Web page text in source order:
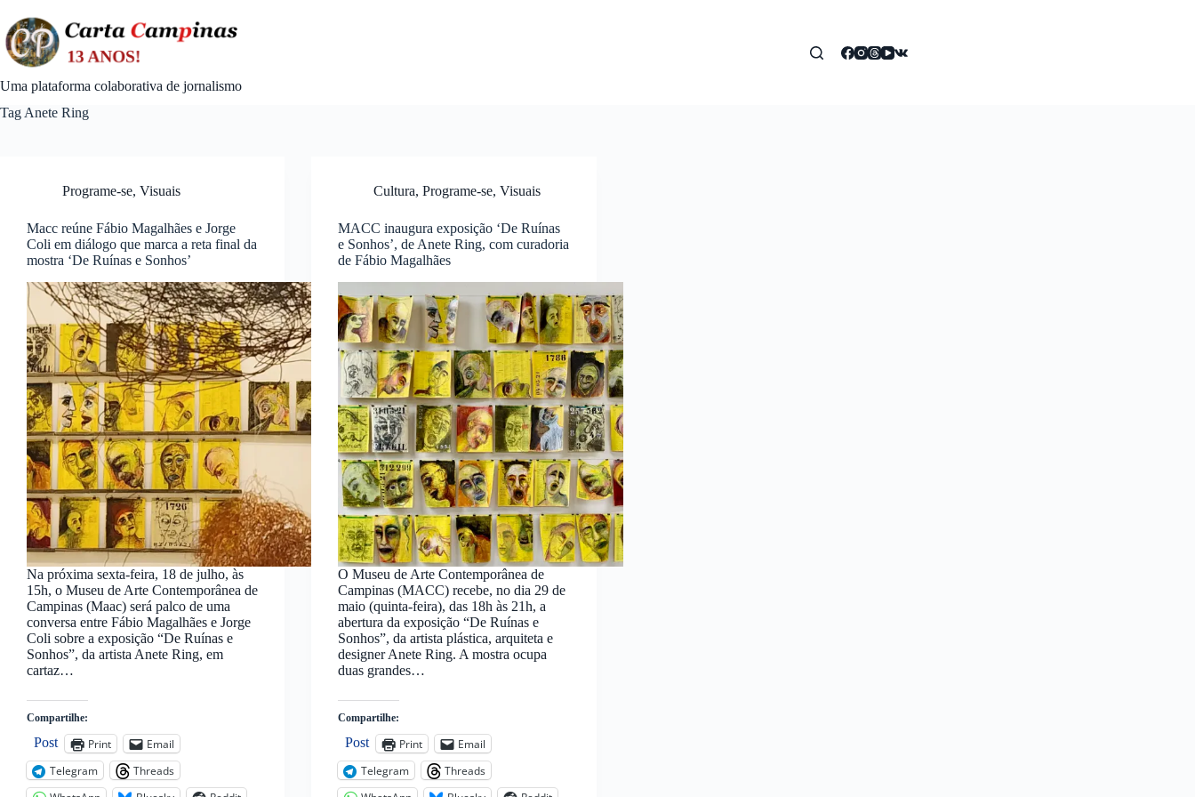
content
Uma plataforma colaborativa de jornalismo
Tag Anete Ring
Programe-se, Visuais
Macc reúne Fábio Magalhães e Jorge
Coli em diálogo que marca a reta final da
mostra ‘De Ruínas e Sonhos’
Na próxima sexta-feira, 18 de julho, às
15h, o Museu de Arte Contemporânea de
Campinas (Maac) será palco de uma
conversa entre Fábio Magalhães e Jorge
Coli sobre a exposição “De Ruínas e
Sonhos”, da artista Anete Ring, em
cartaz…
Compartilhe:
Post Print
Email
Telegram
Threads
Cultura,Programe-se,Visuais
MACC inaugura exposição ‘De Ruínas
e Sonhos’, de Anete Ring, com curadoria
de Fábio Magalhães
O Museu de Arte Contemporânea de
Campinas (MACC) recebe, no dia 29 de
maio (quinta-feira), das 18h às 21h, a
abertura da exposição “De Ruínas e
Sonhos”, da artista plástica, arquiteta e
designer Anete Ring. A mostra ocupa
duas grandes…
Compartilhe:
Post Print
Email
Telegram
Threads